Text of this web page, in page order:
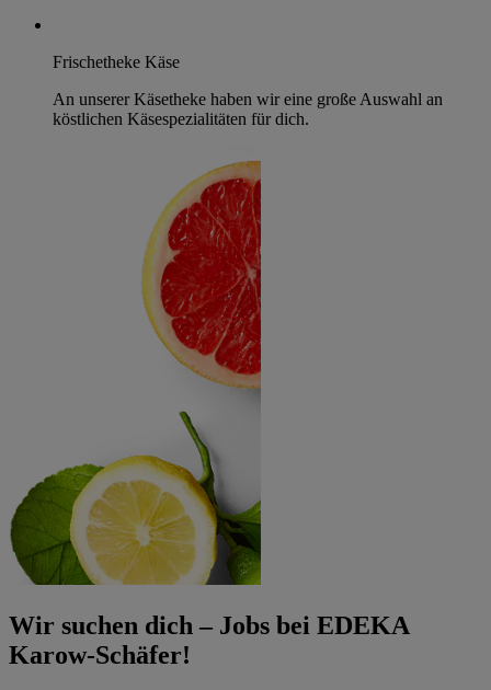
Frischetheke Käse
An unserer Käsetheke haben wir eine große Auswahl an
köstlichen Käsespezialitäten für dich.
Wir suchen dich – Jobs bei EDEKA
Karow-Schäfer!